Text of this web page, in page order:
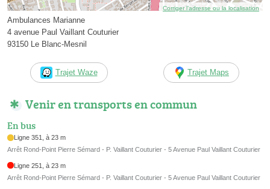
Corriger l’adresse ou la localisation
Ambulances Marianne
4 avenue Paul Vaillant Couturier
93150 Le Blanc-Mesnil
Trajet Waze Trajet Maps
Venir en transports en commun
En bus
Ligne 351, à 23 m
Arrêt Rond-Point Pierre Sémard - P. Vaillant Couturier - 5 Avenue Paul Vaillant Couturier
Ligne 251, à 23 m
Arrêt Rond-Point Pierre Sémard - P. Vaillant Couturier - 5 Avenue Paul Vaillant Couturier